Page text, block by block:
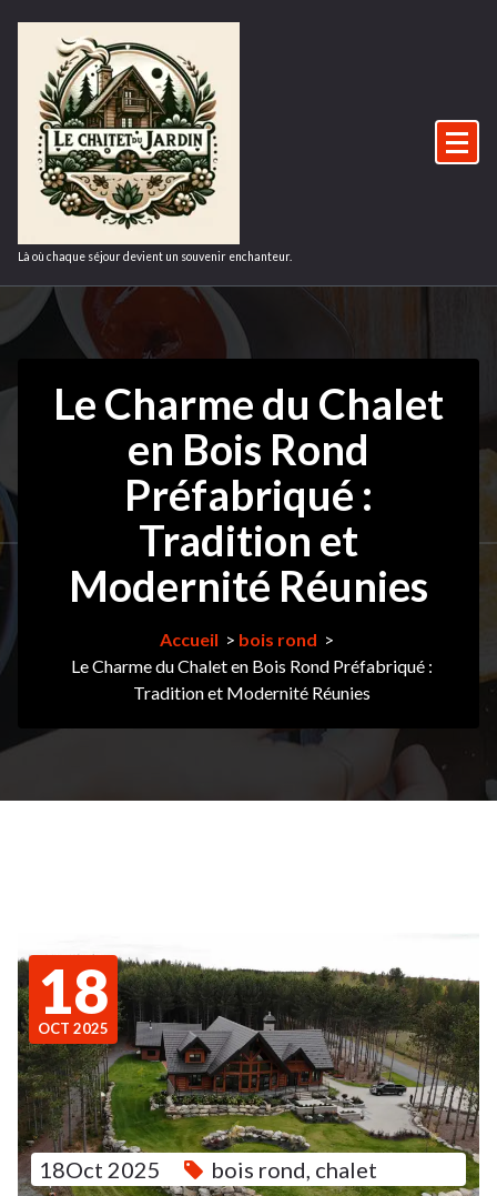
contenu
Là où chaque séjour devient un souvenir enchanteur.
Le Charme du Chalet
en Bois Rond
Préfabriqué :
Tradition et
Modernité Réunies
Accueil > bois rond >
Le Charme du Chalet en Bois Rond Préfabriqué :
Tradition et Modernité Réunies
18
OCT 2025
18Oct 2025 bois rond chalet